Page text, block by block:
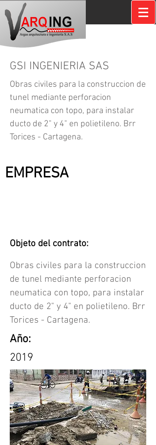
GSI INGENIERIA SAS
Obras civiles para la construccion de
tunel mediante perforacion
neumatica con topo, para instalar
ducto de 2" y 4" en polietileno. Brr
Torices - Cartagena.
EMPRESA
Objeto del contrato:
Obras civiles para la construccion
de tunel mediante perforacion
neumatica con topo, para instalar
ducto de 2" y 4" en polietileno. Brr
Torices - Cartagena.
Año:
2019